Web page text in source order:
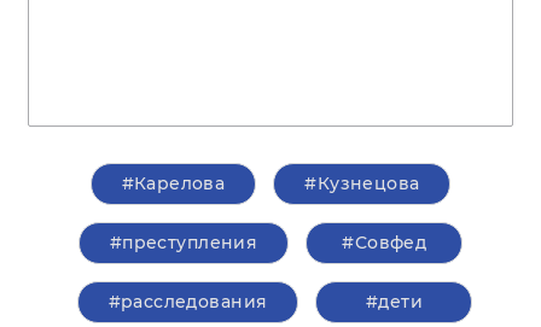
#Карелова #Кузнецова
#преступления #Совфед
#расследования #дети